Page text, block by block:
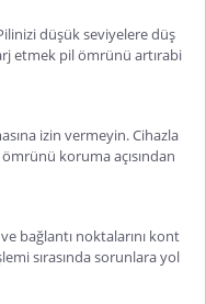
düşük seviyelere düş
etmek pil ömrünü artırabi
izin vermeyin. Cihazla
koruma açısından
bağlantı noktalarını kont
sırasında sorunlara yol